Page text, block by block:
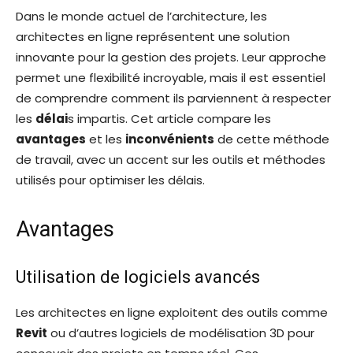
Dans le monde actuel de l’architecture, les
architectes en ligne représentent une solution
innovante pour la gestion des projets. Leur approche
permet une flexibilité incroyable, mais il est essentiel
de comprendre comment ils parviennent à respecter
les délais impartis. Cet article compare les
avantages et les inconvénients de cette méthode
de travail, avec un accent sur les outils et méthodes
utilisés pour optimiser les délais.
Avantages
Utilisation de logiciels avancés
Les architectes en ligne exploitent des outils comme
Revit ou d’autres logiciels de modélisation 3D pour